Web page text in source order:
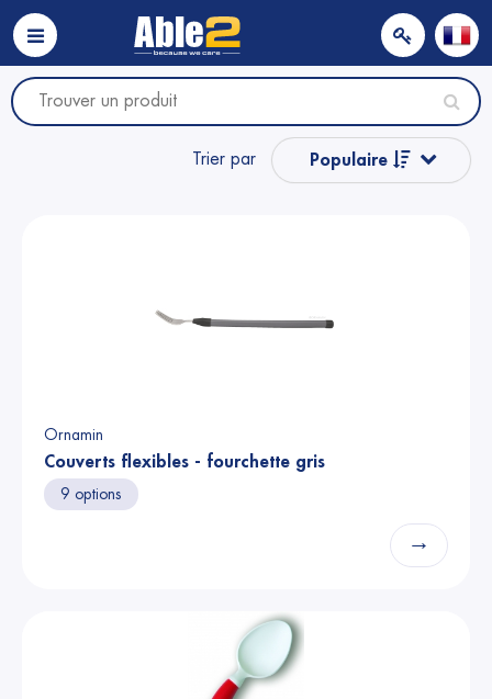
Trier par Populaire
Ornamin
Couverts flexibles - fourchette gris
9 options
→